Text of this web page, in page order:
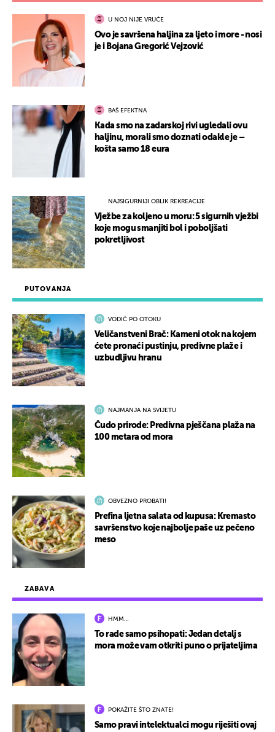
ZABAVA
HMM…
To rade samo psihopati: Jedan detalj s
mora može vam otkriti puno o prijateljima
POKAŽITE ŠTO ZNATE!
Samo pravi intelektualci mogu riješiti ovaj
PUTOVANJA
VODIČ PO OTOKU
Veličanstveni Brač: Kameni otok na kojem
ćete pronaći pustinju, predivne plaže i
uzbudljivu hranu
NAJMANJA NA SVIJETU
Čudo prirode: Predivna pješčana plaža na
100 metara od mora
OBVEZNO PROBATI!
Prefina ljetna salata od kupusa: Kremasto
savršenstvo koje najbolje paše uz pečeno
meso
U NOJ NIJE VRUĆE
Ovo je savršena haljina za ljeto i more - nosi
je i Bojana Gregorić Vejzović
BAŠ EFEKTNA
Kada smo na zadarskoj rivi ugledali ovu
haljinu, morali smo doznati odakle je –
košta samo 18 eura
NAJSIGURNIJI OBLIK REKREACIJE
Vježbe za koljeno u moru: 5 sigurnih vježbi
koje mogu smanjiti bol i poboljšati
pokretljivost